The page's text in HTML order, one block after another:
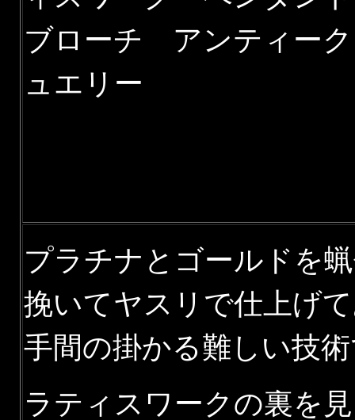
プラチナとゴールドを
挽いてヤスリで仕上げ
手間の掛かる難しい技
ラティスワークの裏を